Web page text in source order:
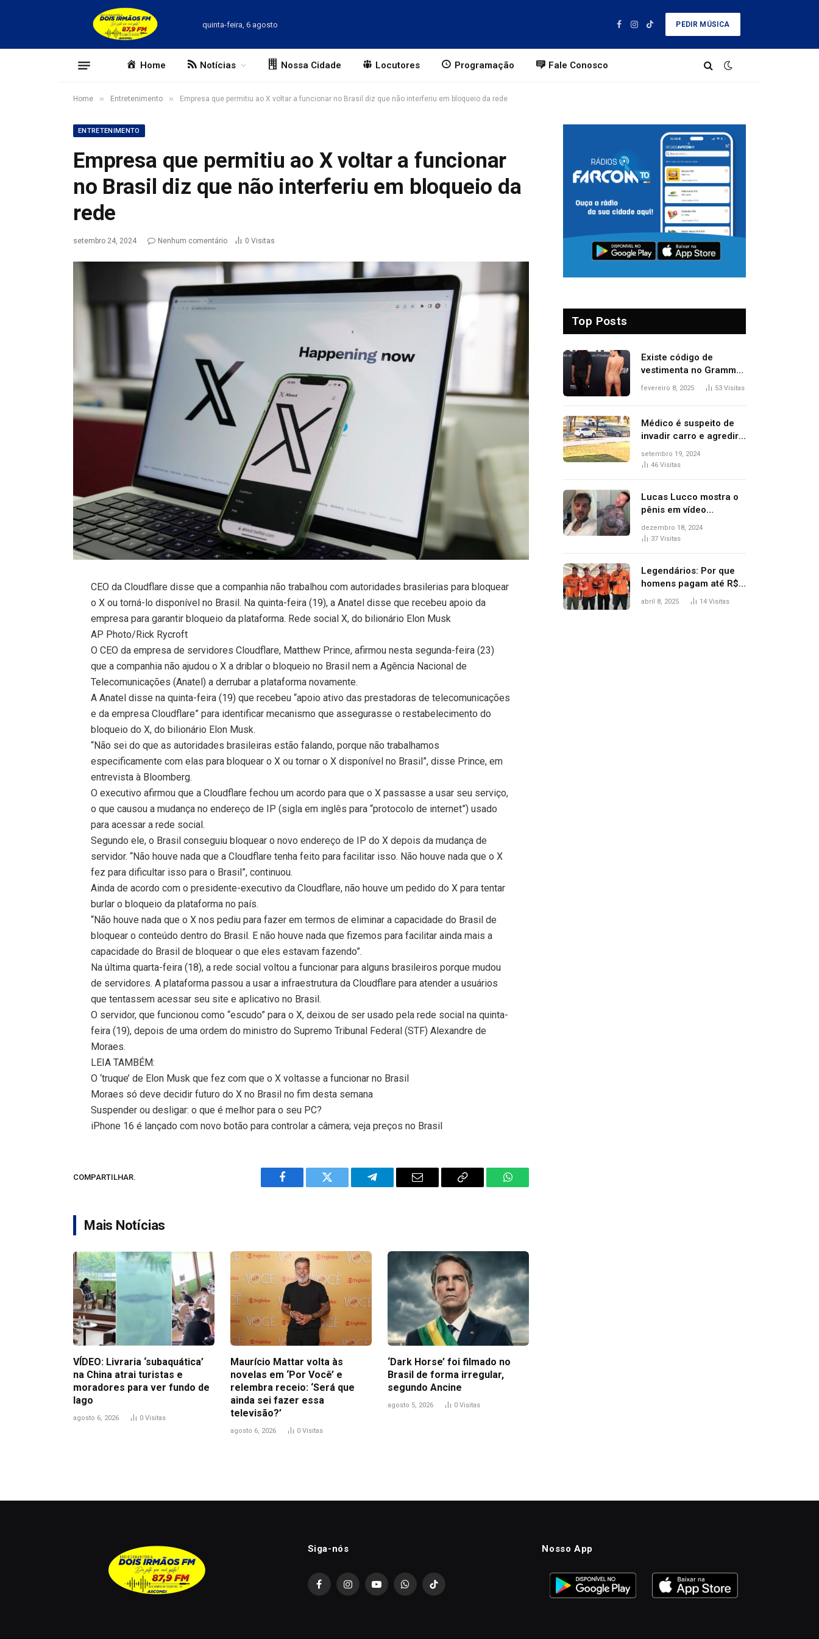
quinta-feira, 6 agosto
Facebook
Instagram
TikTok
PEDIR MÚSICA
Home Notícias Nossa Cidade Locutores Programação Fale Conosco
Home » Entretenimento » Empresa que permitiu ao X voltar a funcionar no Brasil diz que não interferiu em bloqueio da rede
ENTRETENIMENTO
Empresa que permitiu ao X voltar a funcionar
no Brasil diz que não interferiu em bloqueio da
rede
setembro 24, 2024 Nenhum comentário 0 Visitas
CEO da Cloudflare disse que a companhia não trabalhou com autoridades brasilerias para bloquear
o X ou torná-lo disponível no Brasil. Na quinta-feira (19), a Anatel disse que recebeu apoio da
empresa para garantir bloqueio da plataforma. Rede social X, do bilionário Elon Musk
AP Photo/Rick Rycroft
O CEO da empresa de servidores Cloudflare, Matthew Prince, afirmou nesta segunda-feira (23)
que a companhia não ajudou o X a driblar o bloqueio no Brasil nem a Agência Nacional de
Telecomunicações (Anatel) a derrubar a plataforma novamente.
A Anatel disse na quinta-feira (19) que recebeu “apoio ativo das prestadoras de telecomunicações
e da empresa Cloudflare” para identificar mecanismo que assegurasse o restabelecimento do
bloqueio do X, do bilionário Elon Musk.
“Não sei do que as autoridades brasileiras estão falando, porque não trabalhamos
especificamente com elas para bloquear o X ou tornar o X disponível no Brasil”, disse Prince, em
entrevista à Bloomberg.
O executivo afirmou que a Cloudflare fechou um acordo para que o X passasse a usar seu serviço,
o que causou a mudança no endereço de IP (sigla em inglês para “protocolo de internet”) usado
para acessar a rede social.
Segundo ele, o Brasil conseguiu bloquear o novo endereço de IP do X depois da mudança de
servidor. “Não houve nada que a Cloudflare tenha feito para facilitar isso. Não houve nada que o X
fez para dificultar isso para o Brasil”, continuou.
Ainda de acordo com o presidente-executivo da Cloudflare, não houve um pedido do X para tentar
burlar o bloqueio da plataforma no país.
“Não houve nada que o X nos pediu para fazer em termos de eliminar a capacidade do Brasil de
bloquear o conteúdo dentro do Brasil. E não houve nada que fizemos para facilitar ainda mais a
capacidade do Brasil de bloquear o que eles estavam fazendo”.
Na última quarta-feira (18), a rede social voltou a funcionar para alguns brasileiros porque mudou
de servidores. A plataforma passou a usar a infraestrutura da Cloudflare para atender a usuários
que tentassem acessar seu site e aplicativo no Brasil.
O servidor, que funcionou como “escudo” para o X, deixou de ser usado pela rede social na quinta-
feira (19), depois de uma ordem do ministro do Supremo Tribunal Federal (STF) Alexandre de
Moraes.
LEIA TAMBÉM:
O ‘truque’ de Elon Musk que fez com que o X voltasse a funcionar no Brasil
Moraes só deve decidir futuro do X no Brasil no fim desta semana
Suspender ou desligar: o que é melhor para o seu PC?
iPhone 16 é lançado com novo botão para controlar a câmera; veja preços no Brasil
COMPARTILHAR.
Facebook Twitter Telegram Email
Copy
WhatsApp
Mais Notícias
VÍDEO: Livraria ‘subaquática’
na China atrai turistas e
moradores para ver fundo de
lago
agosto 6, 2026 0 Visitas
Maurício Mattar volta às
novelas em ‘Por Você’ e
relembra receio: ‘Será que
ainda sei fazer essa
televisão?’
agosto 6, 2026 0 Visitas
‘Dark Horse’ foi filmado no
Brasil de forma irregular,
segundo Ancine
agosto 5, 2026 0 Visitas
Top Posts
Existe código de
vestimenta no Grammy?
Questionamento surgiu
aparecer nua na
premiação
fevereiro 8, 2025 53 Visitas
Médico é suspeito de
invadir carro e agredir
delegado aposentado
durante confusão no
setembro 19, 2024
46 Visitas
Lucas Lucco mostra o
pênis em vídeo
tomando banho, apaga
post e diz ‘foi mal’
dezembro 18, 2024
37 Visitas
Legendários: Por que
homens pagam até R$
81 mil para subir
abril 8, 2025 14 Visitas
Siga-nós
FacebookInstagramYouTubeWhatsAppTikTok
Nosso App